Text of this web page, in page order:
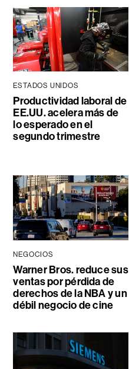
ESTADOS UNIDOS
Productividad laboral de
EE.UU. acelera más de
lo esperado en el
segundo trimestre
NEGOCIOS
Warner Bros. reduce sus
ventas por pérdida de
derechos de la NBA y un
débil negocio de cine